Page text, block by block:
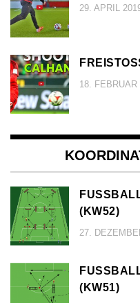
29. APRIL
18. FEBRUAR
KW52)
27.
KW51)